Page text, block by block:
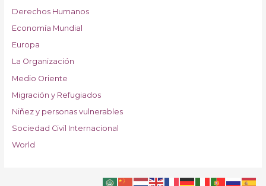
Derechos Humanos
Economía Mundial
Europa
La Organización
Medio Oriente
Migración y Refugiados
Niñez y personas vulnerables
Sociedad Civil Internacional
World